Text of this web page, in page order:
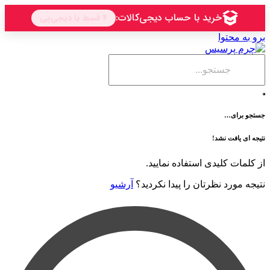
نشد!
کلیدی استفاده نمایید.
نظرتان را پیدا نکردید؟ آرشیو